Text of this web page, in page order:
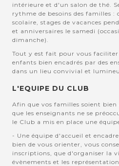
intérieure et d'un salon de thé.
rythme de besoins des familles :
scolaire, stages de vacances
et anniversaires le samedi
dimanche).
Tout y est fait pour vous
enfants bien encadrés par des
dans un lieu convivial et
L'EQUIPE DU CLUB
Afin que vos familles soient
que les enseignants ne se
le Club a mis en place une
- Une équipe d'accueil et
bien de vous orienter, vous
inscriptions, que d'organiser la
évènements et les